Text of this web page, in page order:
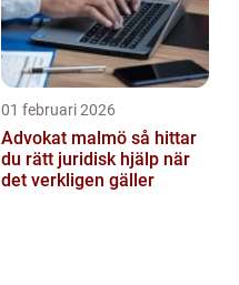
01 februari 2026
Advokat malmö så hittar
du rätt juridisk hjälp när
det verkligen gäller